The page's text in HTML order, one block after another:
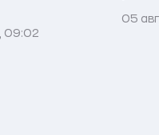
09:02
05